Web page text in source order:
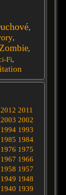
,
,
Zombie,
Fi,
2012 2011
2003 2002
1994 1993
1985 1984
1976 1975
1967 1966
1958 1957
1949 1948
1940 1939